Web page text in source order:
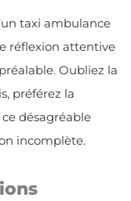
taxi ambulance
réflexion attentive
Oubliez la
préférez la
désagréable
incomplète.